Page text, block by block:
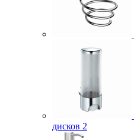
дисков 2